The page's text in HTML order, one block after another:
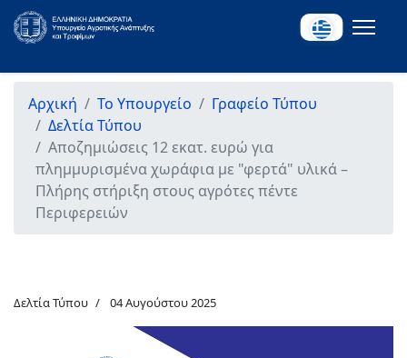
Αρχική Το Υπουργείο
Γραφείο Τύπου
Δελτία Τύπου
Αποζημιώσεις 12 εκατ. ευρώ για
πλημμυρισμένα χωράφια με "φερτά" υλικά –
Πλήρης στήριξη στους αγρότες πέντε
Περιφερειών
Δελτία Τύπου 04 Αυγούστου 2025